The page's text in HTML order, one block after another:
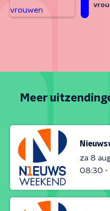
Meer
za 8
08:30 -